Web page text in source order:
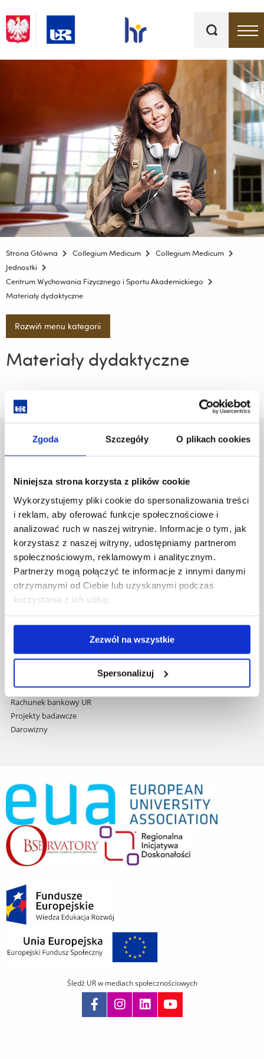
Zgoda Szczegóły O plikach cookies
Niniejsza strona korzysta z plików cookie
Wykorzystujemy pliki cookie do spersonalizowania treści
i reklam, aby oferować funkcje społecznościowe i
analizować ruch w naszej witrynie. Informacje o tym, jak
korzystasz z naszej witryny, udostępniamy partnerom
społecznościowym, reklamowym i analitycznym.
Partnerzy mogą połączyć te informacje z innymi danymi
otrzymanymi od Ciebie lub uzyskanymi podczas
korzystania z ich usług.
Zezwól na wszystkie
Spersonalizuj
kluczowe
Strona Główna Collegium Medicum
Collegium Medicum
Jednostki
Centrum Wychowania Fizycznego i Sportu Akademickiego
Materiały dydaktyczne
Rozwiń menu kategorii
Materiały dydaktyczne
Uniwersytet Rzeszowski
Al. Tadeusza Rejtana 16C
Pomiń
nawigację
do
treści
Polityka prywatności
Mapa serwisu
Biblioteka
Wydawnictwo
Covid info
Studia podyplomowe
Zamówienia publiczne
Fundusze strukturalne
Projekty realizowane z KPO
Domy studenta
Deklaracja dostępności cyfrowej
Rachunek bankowy UR
Projekty badawcze
Darowizny
Śledź UR w mediach społecznościowych